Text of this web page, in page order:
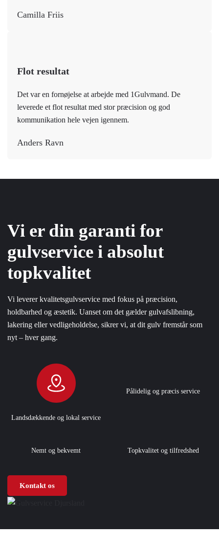
Camilla Friis
Flot resultat
Det var en fornøjelse at arbejde med 1Gulvmand. De
leverede et flot resultat med stor præcision og god
kommunikation hele vejen igennem.
Anders Ravn
Vi er din garanti for
gulvservice i absolut
topkvalitet
Vi leverer kvalitetsgulvservice med fokus på præcision,
holdbarhed og æstetik. Uanset om det gælder gulvafslibning,
lakering eller vedligeholdelse, sikrer vi, at dit gulv fremstår som
nyt – hver gang.
Landsdækkende og lokal service
Pålidelig og præcis service
Nemt og bekvemt Topkvalitet og tilfredshed
Kontakt os